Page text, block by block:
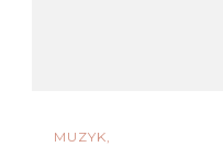
MUZYK